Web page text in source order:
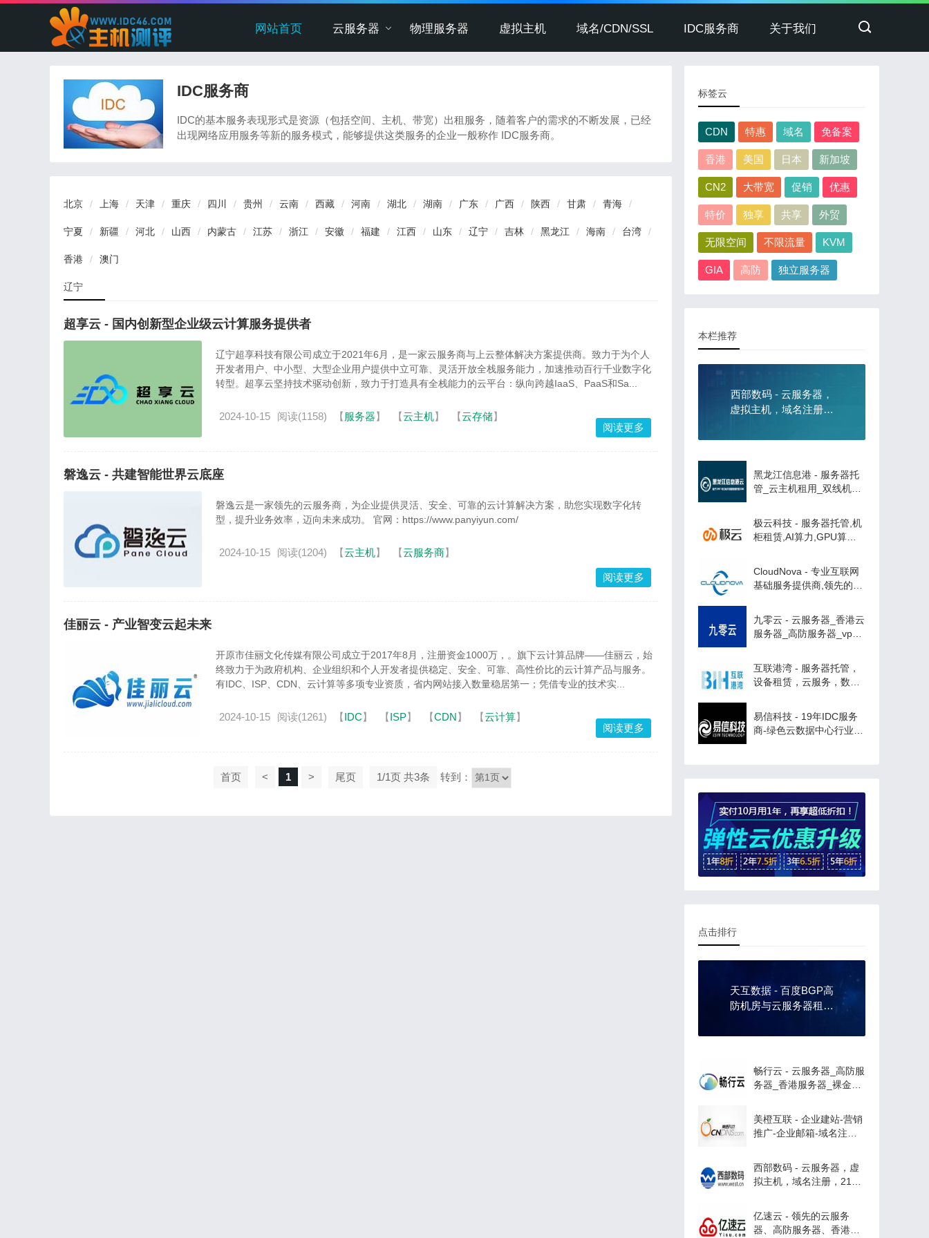
网站首页 云服务器 物理服务器 虚拟主机 域名/CDN/SSL IDC服务商 关于我们
IDC服务商
IDC的基本服务表现形式是资源（包括空间、主机、带宽）出租服务，随着客户的需求的不断发展，已经
出现网络应用服务等新的服务模式，能够提供这类服务的企业一般称作 IDC服务商。
北京 上海 天津 重庆 四川 贵州 云南 西藏 河南 湖北 湖南 广东 广西 陕西 甘肃 青海
宁夏 新疆 河北 山西 内蒙古 江苏 浙江 安徽 福建 江西 山东 辽宁 吉林 黑龙江 海南 台湾
香港 澳门
辽宁
超享云 - 国内创新型企业级云计算服务提供者
辽宁超享科技有限公司成立于2021年6月，是一家云服务商与上云整体解决方案提供商。致力于为个人
开发者用户、中小型、大型企业用户提供中立可靠、灵活开放全栈服务能力，加速推动百行千业数字化
转型。超享云坚持技术驱动创新，致力于打造具有全栈能力的云平台：纵向跨越IaaS、PaaS和Sa...
2024-10-15 阅读(1158) 【 服务器】 【云主机】 【云存储】
阅读更多
磐逸云 - 共建智能世界云底座
磐逸云是一家领先的云服务商，为企业提供灵活、安全、可靠的云计算解决方案，助您实现数字化转
型，提升业务效率，迈向未来成功。 官网：https://www.panyiyun.com/
2024-10-15 阅读(1204) 【云主机】 【云服务商】
阅读更多
佳丽云 - 产业智变云起未来
开原市佳丽文化传媒有限公司成立于2017年8月，注册资金1000万，。旗下云计算品牌——佳丽云，始
终致力于为政府机构、企业组织和个人开发者提供稳定、安全、可靠、高性价比的云计算产品与服务。
有IDC、ISP、CDN、云计算等多项专业资质，省内网站接入数量稳居第一；凭借专业的技术实...
2024-10-15 阅读(1261) 【IDC】 【ISP】 【CDN】 【云计算】
阅读更多
首页 < 1 > 尾页 1/1页 共3条 转到：
标签云
CDN 特惠 域名 免备案
香港 美国 日本 新加坡
CN2 大带宽 促销 优惠
特价 独享 共享 外贸
无限空间 不限流量 KVM
GIA 高防 独立服务器
本栏推荐
西部数码 - 云服务器，
虚拟主机，域名注册，
黑龙江信息港 - 服务器托
管_云主机租用_双线机房
极云科技 - 服务器托管,机
柜租赁,AI算力,GPU算力
CloudNova - 专业互联网
基础服务提供商,领先的云
港服务器云计算服务商
九零云 - 云服务器_香港云
服务器_高防服务器_vps_
互联港湾 - 服务器托管，
设备租赁，云服务，数据
易信科技 - 19年IDC服务
商-绿色云数据中心行业领
点击排行
天互数据 - 百度BGP高
防机房与云服务器租用
畅行云 - 云服务器_高防服
务器_香港服务器_裸金属
美橙互联 - 企业建站-营销
推广-企业邮箱-域名注
主机服务商！
西部数码 - 云服务器，虚
拟主机，域名注册，21年
亿速云 - 领先的云服务
器、高防服务器、香港服